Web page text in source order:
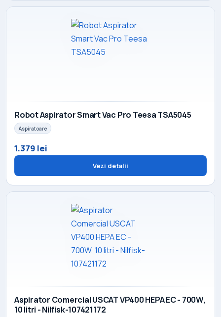
Robot Aspirator Smart Vac Pro Teesa TSA5045
Aspiratoare
1.379 lei
Vezi detalii
Aspirator Comercial USCAT VP400 HEPA EC - 700W,
10 litri - Nilfisk-107421172